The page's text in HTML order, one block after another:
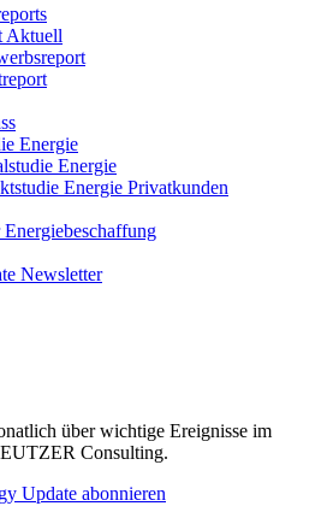
Aktuell
Energie
Energie
Energie Privatkunden
Newsletter
über wichtige Ereignisse im
Consulting.
Update abonnieren